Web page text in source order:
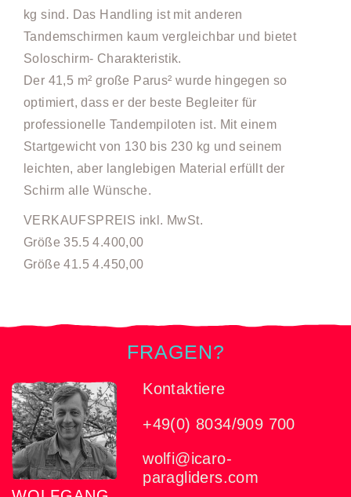
kg sind. Das Handling ist mit anderen
Tandemschirmen kaum vergleichbar und bietet
Soloschirm- Charakteristik.
Der 41,5 m² große Parus² wurde hingegen so
optimiert, dass er der beste Begleiter für
professionelle Tandempiloten ist. Mit einem
Startgewicht von 130 bis 230 kg und seinem
leichten, aber langlebigen Material erfüllt der
Schirm alle Wünsche.
VERKAUFSPREIS inkl. MwSt.
Größe 35.5 4.400,00
Größe 41.5 4.450,00
FRAGEN?
Kontaktiere
+49(0) 8034/909 700
wolfi@icaro-
paragliders.com